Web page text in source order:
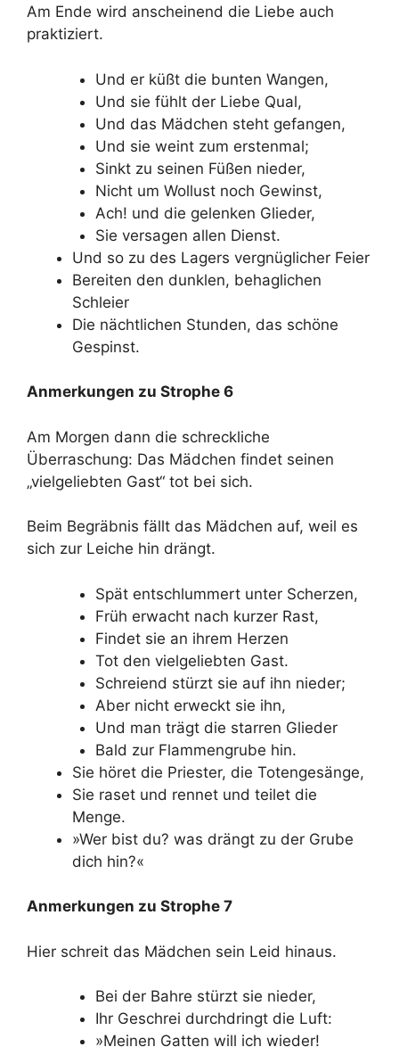
Am Ende wird anscheinend die Liebe auch
praktiziert.
Und er küßt die bunten Wangen,
Und sie fühlt der Liebe Qual,
Und das Mädchen steht gefangen,
Und sie weint zum erstenmal;
Sinkt zu seinen Füßen nieder,
Nicht um Wollust noch Gewinst,
Ach! und die gelenken Glieder,
Sie versagen allen Dienst.
Und so zu des Lagers vergnüglicher Feier
Bereiten den dunklen, behaglichen
Schleier
Die nächtlichen Stunden, das schöne
Gespinst.
Anmerkungen zu Strophe 6
Am Morgen dann die schreckliche
Überraschung: Das Mädchen findet seinen
„vielgeliebten Gast“ tot bei sich.
Beim Begräbnis fällt das Mädchen auf, weil es
sich zur Leiche hin drängt.
Spät entschlummert unter Scherzen,
Früh erwacht nach kurzer Rast,
Findet sie an ihrem Herzen
Tot den vielgeliebten Gast.
Schreiend stürzt sie auf ihn nieder;
Aber nicht erweckt sie ihn,
Und man trägt die starren Glieder
Bald zur Flammengrube hin.
Sie höret die Priester, die Totengesänge,
Sie raset und rennet und teilet die
Menge.
»Wer bist du? was drängt zu der Grube
dich hin?«
Anmerkungen zu Strophe 7
Hier schreit das Mädchen sein Leid hinaus.
Bei der Bahre stürzt sie nieder,
Ihr Geschrei durchdringt die Luft:
»Meinen Gatten will ich wieder!